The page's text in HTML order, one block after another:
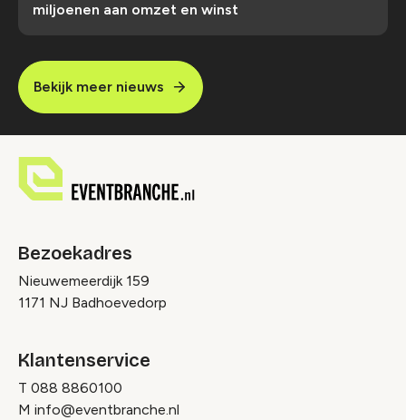
miljoenen aan omzet en winst
Bekijk meer nieuws
Bezoekadres
Nieuwemeerdijk 159
1171 NJ Badhoevedorp
Klantenservice
T 088 8860100
M info@eventbranche.nl